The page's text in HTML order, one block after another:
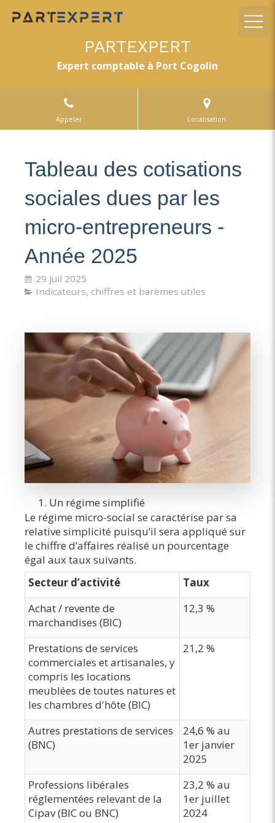
PARTEXPERT
Expert comptable à Port Cogolin
Appeler Localisation
Tableau des cotisations
sociales dues par les
micro-entrepreneurs -
Année 2025
29 Juil 2025
Indicateurs, chiffres et barèmes utiles
Un régime simplifié
Le régime micro-social se caractérise par sa
relative simplicité puisqu’il sera appliqué sur
le chiffre d’affaires réalisé un pourcentage
égal aux taux suivants.
Secteur d’activité
Taux
Achat / revente de
marchandises (BIC)
12,3 %
Prestations de services
commerciales et artisanales, y
compris les locations
meublées de toutes natures et
les chambres d'hôte (BIC)
21,2 %
Autres prestations de services
(BNC)
24,6 % au
1er janvier
2025
Professions libérales
réglementées relevant de la
Cipav (BIC ou BNC)
23,2 % au
1er juillet
2024